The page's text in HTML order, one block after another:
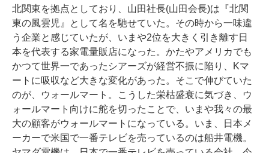
北関東を拠点としており、山田社長(山田会長)は『北関
東の風雲児』として名を馳せていた。その時から一味違
う企業と感じていたが、いまや2位を大きく引き離す日
本を代表する家電量販店になった。かたやアメリカでも
かつて世界一であったシアーズが経営不振に陥り、Kマ
ートに吸収など大きな変化があった。そこで伸びていた
のが、ウォールマート。こうした栄枯盛衰に気づき、ウ
ォールマート向けに舵を切ったことで、いまや我々の最
大の顧客がウォールマートになっている。いま、日本メ
ーカーで米国で一番テレビを売っているのは船井電機。